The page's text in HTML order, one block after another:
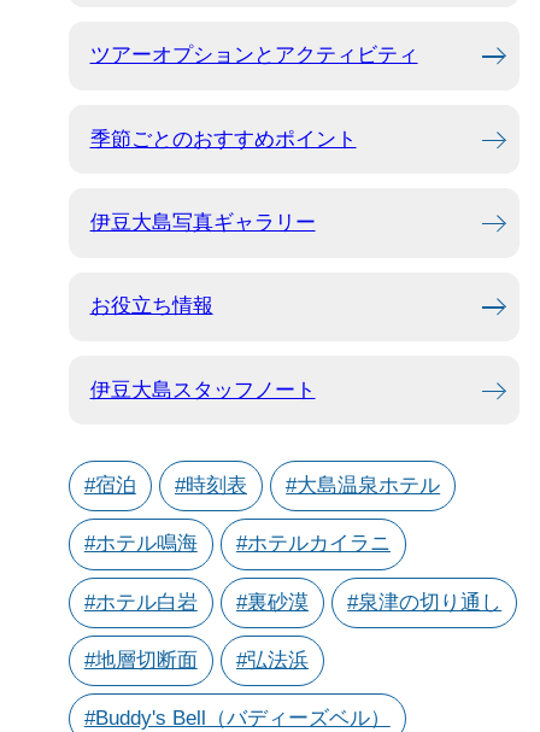
ツアーオプションとアクティビティ
季節ごとのおすすめポイント
伊豆大島写真ギャラリー
お役立ち情報
伊豆大島スタッフノート
#宿泊 #時刻表 #大島温泉ホテル
#ホテル鳴海 #ホテルカイラニ
#ホテル白岩 #裏砂漠 #泉津の切り通し
#地層切断面 #弘法浜
#Buddy's Bell（バディーズベル）